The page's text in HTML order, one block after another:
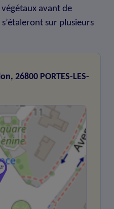
avant de
sur plusieurs
26800 PORTES-LES-